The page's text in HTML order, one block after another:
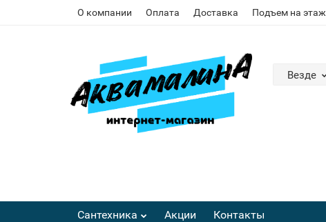
О компании Оплата Доставка Подъем на этаж
Везде
Сантехника Акции Контакты